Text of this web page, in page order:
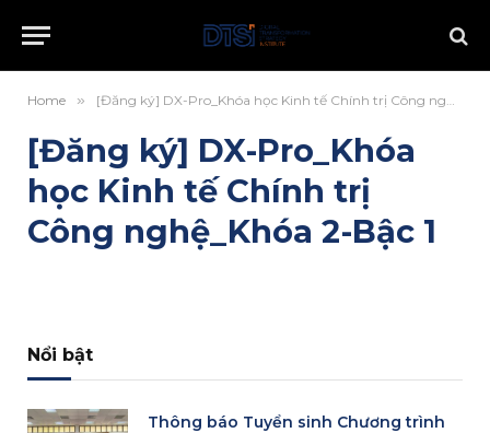
Home » [Đăng ký] DX-Pro_Khóa học Kinh tế Chính trị Công nghệ_Khóa 2-Bậc 1
[Đăng ký] DX-Pro_Khóa
học Kinh tế Chính trị
Công nghệ_Khóa 2-Bậc 1
Nổi bật
Thông báo Tuyển sinh Chương trình